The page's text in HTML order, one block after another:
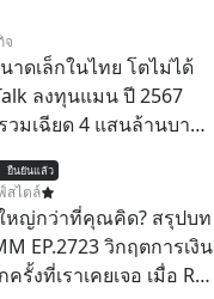
อยู่ระหว่างกระบวนการ
ต่ยังคงยึดหลักการ
คอบและรับผิดชอบเช่น
จ
ดเล็กในไทย โตไม่ได้
ลงทุนแมน ปี 2567
มเฉียด 4 แสนล้านบาท
อัตราการเติบโตได้ถึง
ของธุรกิจที่พักทั้งหมด
ย
ยืนยันแล้ว
สไตล์
หญ่กว่าที่คุณคิด? สรุปบท
EP.2723 วิกฤตการเงิน
งที่เราเคยเจอ เมื่อ Ray